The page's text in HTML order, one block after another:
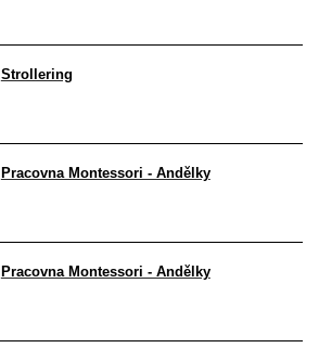
Strollering
Pracovna Montessori - Andělky
Pracovna Montessori - Andělky